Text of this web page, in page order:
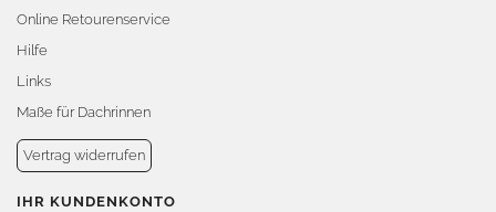
Online Retourenservice
Hilfe
Links
Maße für Dachrinnen
Vertrag widerrufen
IHR KUNDENKONTO